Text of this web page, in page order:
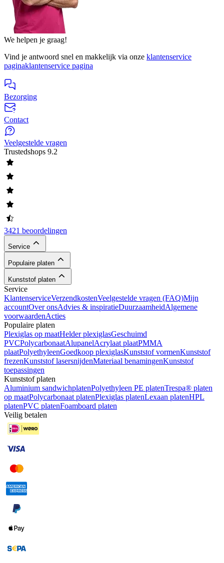
We helpen je graag!
Vind je antwoord snel en makkelijk via onze klantenservice
paginaklantenservice pagina
Bezorging
Contact
Veelgestelde vragen
Trustedshops 9.2
3421 beoordelingen
Service
Populaire platen
Kunststof platen
Service
KlantenserviceVerzendkostenVeelgestelde vragen (FAQ)Mijn
accountOver onsAdvies & inspiratieDuurzaamheidAlgemene
voorwaardenActies
Populaire platen
Plexiglas op maatHelder plexiglasGeschuimd
PVCPolycarbonaatAlupanelAcrylaat plaatPMMA
plaatPolyethyleenGoedkoop plexiglasKunststof vormenKunststof
frezenKunststof lasersnijdenMateriaal benamingenKunststof
toepassingen
Kunststof platen
Aluminium sandwichplatenPolyethyleen PE platenTrespa® platen
op maatPolycarbonaat platenPlexiglas platenLexaan platenHPL
platenPVC platenFoamboard platen
Veilig betalen